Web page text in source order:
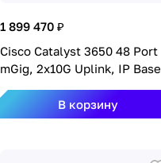
1 899 470 ₽
Cisco Catalyst 3650 48 Port
mGig, 2x10G Uplink, IP Base
В корзину